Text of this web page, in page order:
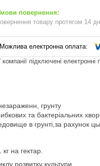
товару протягом 14
компанії підключені
грунту
та бактеріальних
в грунті,за рахунок
на гектар.
розвитку культури.